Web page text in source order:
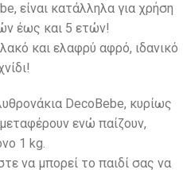
είναι κατάλληλα για χρήση
έως και 5 ετών!
και ελαφρύ αφρό, ιδανικό
DecoBebe, κυρίως
ενώ παίζουν,
1 kg.
να μπορεί το παιδί σας να